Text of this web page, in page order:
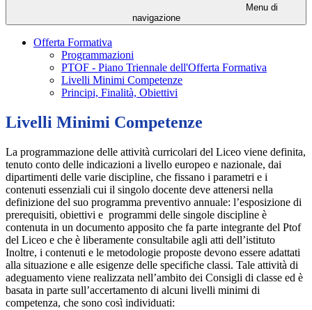
Menu di
navigazione
Offerta Formativa
Programmazioni
PTOF - Piano Triennale dell'Offerta Formativa
Livelli Minimi Competenze
Principi, Finalità, Obiettivi
Livelli Minimi Competenze
La programmazione delle attività curricolari del Liceo viene definita,
tenuto conto delle indicazioni a livello europeo e nazionale, dai
dipartimenti delle varie discipline, che fissano i parametri e i
contenuti essenziali cui il singolo docente deve attenersi nella
definizione del suo programma preventivo annuale: l’esposizione di
prerequisiti, obiettivi e programmi delle singole discipline è
contenuta in un documento apposito che fa parte integrante del Ptof
del Liceo e che è liberamente consultabile agli atti dell’istituto
Inoltre, i contenuti e le metodologie proposte devono essere adattati
alla situazione e alle esigenze delle specifiche classi. Tale attività di
adeguamento viene realizzata nell’ambito dei Consigli di classe ed è
basata in parte sull’accertamento di alcuni livelli minimi di
competenza, che sono così individuati: